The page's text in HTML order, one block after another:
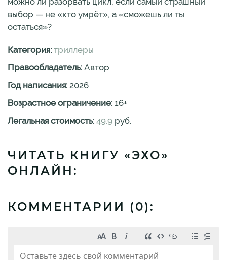
выбор — не «кто умрёт», а «сможешь ли ты
остаться»?
Категория: триллеры
Правообладатель: Автор
Год написания: 2026
Возрастное ограничение: 16+
Легальная стоимость: 49.9 руб.
ЧИТАТЬ КНИГУ «ЭХО»
ОНЛАЙН:
КОММЕНТАРИИ (0):